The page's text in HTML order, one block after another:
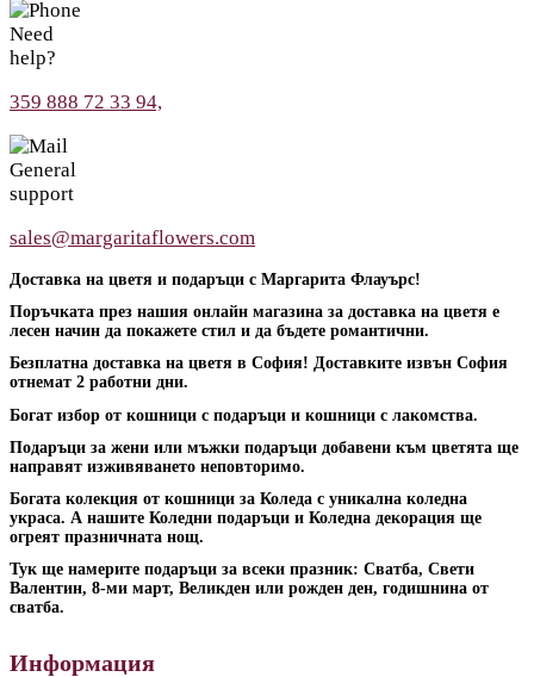
Need
help?
359 888 72 33 94,
General
support
sales@margaritaflowers.com
Доставка на цветя и подаръци с Маргарита Флауърс!
Поръчката през нашия онлайн магазина за доставка на цветя е
лесен начин да покажете стил и да бъдете романтични.
Безплатна доставка на цветя в София! Доставките извън София
отнемат 2 работни дни.
Богат избор от кошници с подаръци и кошници с лакомства.
Подаръци за жени или мъжки подаръци добавени към цветята ще
направят изживяването неповторимо.
Богата колекция от кошници за Коледа с уникална коледна
украса. А нашите Коледни подаръци и Коледна декорация ще
огреят празничната нощ.
Тук ще намерите подаръци за всеки празник: Сватба, Свети
Валентин, 8-ми март, Великден или рожден ден, годишнина от
сватба.
Информация